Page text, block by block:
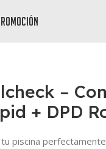
–
+ DPD
piscina